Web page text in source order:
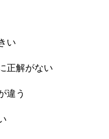
い
正解がない
違う